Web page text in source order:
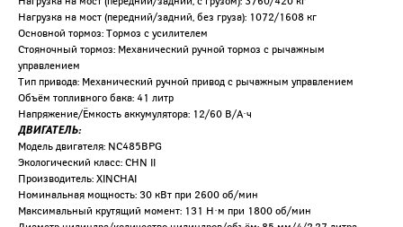
Нагрузка на мост (передний/задний, без груза): 1072/1608 кг
Основной тормоз: Тормоз с усилителем
Стояночный тормоз: Механический ручной тормоз с рычажным
управлением
Тип привода: Механический ручной привод с рычажным управлением
Объём топливного бака: 41 литр
Напряжение/Ёмкость аккумулятора: 12/60 В/А·ч
ДВИГАТЕЛЬ:
Модель двигателя: NC485BPG
Экологический класс: CHN II
Производитель: XINCHAI
Номинальная мощность: 30 кВт при 2600 об/мин
Максимальный крутящий момент: 131 Н·м при 1800 об/мин